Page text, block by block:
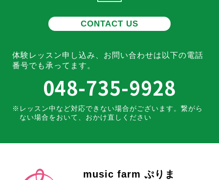
CONTACT US
体験レッスン申し込み、お問い合わせは 以下の電話
番号でも承ってます。
048-735-9928
レッスン中など対応できない場合がございます。 繋がら
ない場合をおいて、おかけ直しください
music farm ぷりま